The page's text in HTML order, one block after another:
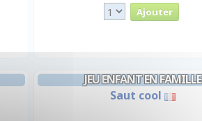
JEU ENFANT EN FAMILLE
Saut cool